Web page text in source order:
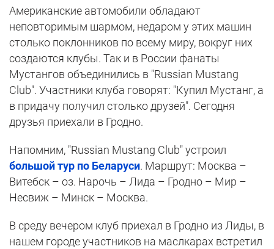
Американские автомобили обладают
неповторимым шармом, недаром у этих машин
столько поклонников по всему миру, вокруг них
создаются клубы. Так и в России фанаты
Мустангов объединились в "Russian Mustang
Club". Участники клуба говорят: "Купил Мустанг, а
в придачу получил столько друзей". Сегодня
друзья приехали в Гродно.
Напомним, "Russian Mustang Club" устроил
большой тур по Беларуси. Маршрут: Москва –
Витебск – оз. Нарочь – Лида – Гродно – Мир –
Несвиж – Минск – Москва.
В среду вечером клуб приехал в Гродно из Лиды, в
нашем городе участников на маслкарах встретил